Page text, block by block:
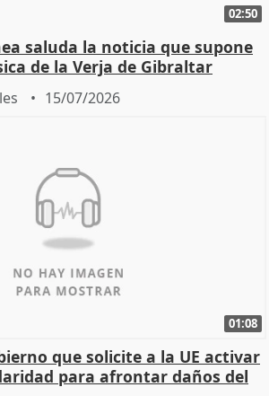
02:50
saluda la noticia que supone
de la Verja de Gibraltar
15/07/2026
01:08
que solicite a la UE activar
para afrontar daños del